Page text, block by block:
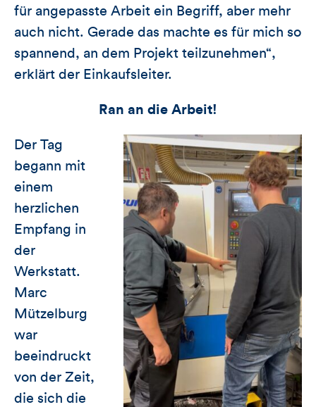
für angepasste Arbeit ein Begriff, aber mehr
auch nicht. Gerade das machte es für mich so
spannend, an dem Projekt teilzunehmen“,
erklärt der Einkaufsleiter.
Ran an die Arbeit!
Der Tag
begann mit
einem
herzlichen
Empfang in
der
Werkstatt.
Marc
Mützelburg
war
beeindruckt
von der Zeit,
die sich die